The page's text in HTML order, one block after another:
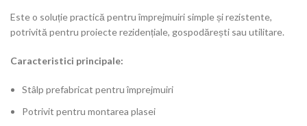
Este o soluție practică pentru împrejmuiri simple și rezistente,
potrivită pentru proiecte rezidențiale, gospodărești sau utilitare.
Caracteristici principale:
Stâlp prefabricat pentru împrejmuiri
Potrivit pentru montarea plasei